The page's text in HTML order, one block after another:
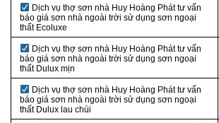
Dịch vụ thợ sơn nhà Huy Hoàng Phát tư vấn
báo giá sơn nhà ngoài trời sử dụng sơn ngoại
thất Ecoluxe
Dịch vụ thợ sơn nhà Huy Hoàng Phát tư vấn
báo giá sơn nhà ngoài trời sử dụng sơn ngoại
thất Dulux mịn
Dịch vụ thợ sơn nhà Huy Hoàng Phát tư vấn
báo giá sơn nhà ngoài trời sử dụng sơn ngoại
thất Dulux lau chùi